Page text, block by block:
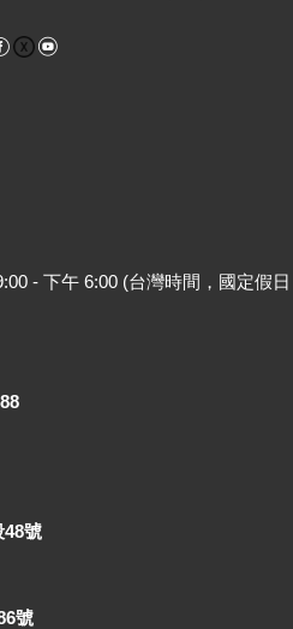
Facebook
- 下午 6:00 (台灣時間，國定假日
48號
號